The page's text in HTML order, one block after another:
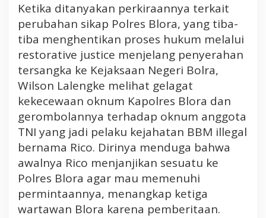
Ketika ditanyakan perkiraannya terkait
perubahan sikap Polres Blora, yang tiba-
tiba menghentikan proses hukum melalui
restorative justice menjelang penyerahan
tersangka ke Kejaksaan Negeri Bolra,
Wilson Lalengke melihat gelagat
kekecewaan oknum Kapolres Blora dan
gerombolannya terhadap oknum anggota
TNI yang jadi pelaku kejahatan BBM illegal
bernama Rico. Dirinya menduga bahwa
awalnya Rico menjanjikan sesuatu ke
Polres Blora agar mau memenuhi
permintaannya, menangkap ketiga
wartawan Blora karena pemberitaan.